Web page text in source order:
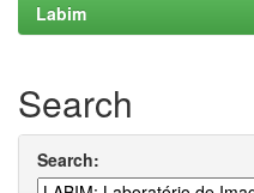
Labim
Search
Search: